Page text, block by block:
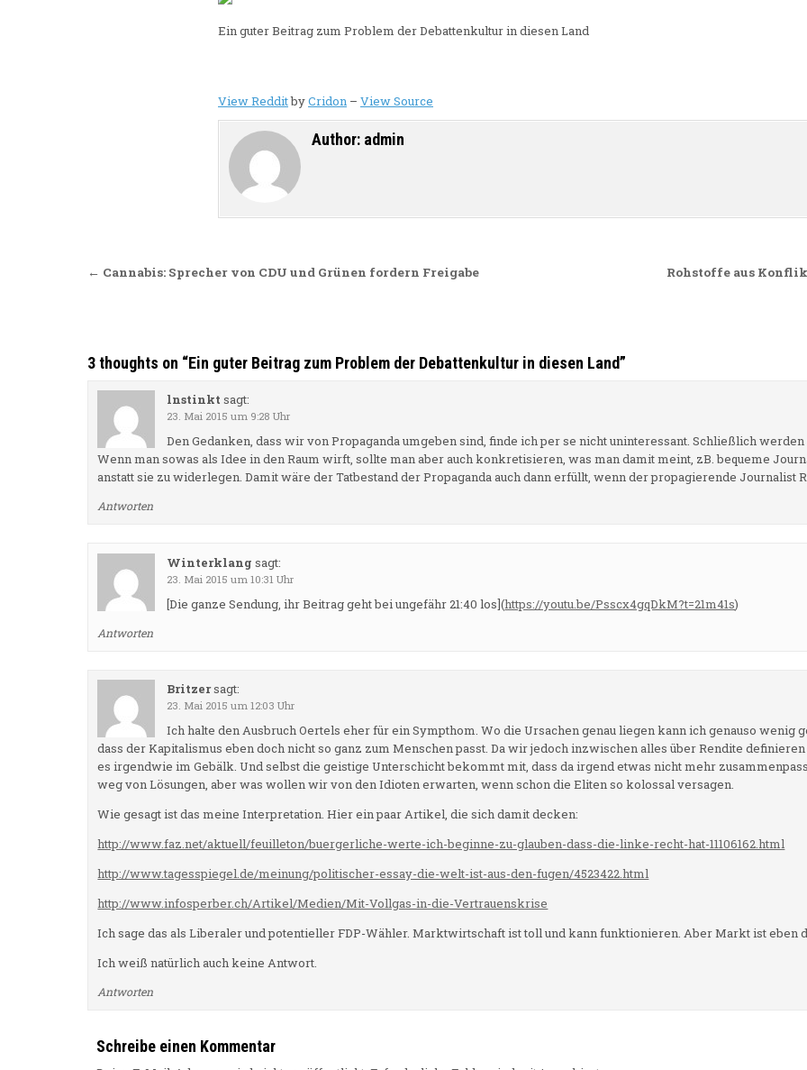
Ein guter Beitrag zum Problem der Debattenkultur in diesen Land
View RedditbyCridon – View Source
Author: admin
Beitragsnavigation Rohstoffe aus
← Cannabis: Sprecher von CDU und Grünen fordern Freigabe
3 thoughts on “Ein guter Beitrag zum Problem der Debattenkultur in diesen Land”
lnstinkt sagt:
23. Mai 2015 um 9:28 Uhr
Den Gedanken, dass wir von Propaganda umgeben sind, finde ich per se nicht uninteressant. Schließlich
Wenn man sowas als Idee in den Raum wirft, sollte man aber auch konkretisieren, was man damit meint, zB. bequeme
anstatt sie zu widerlegen. Damit wäre der Tatbestand der Propaganda auch dann erfüllt, wenn der propagierende Journalist
Antworten
Winterklang sagt:
23. Mai 2015 um 10:31 Uhr
[Die ganze Sendung, ihr Beitrag geht bei ungefähr 21:40 los](https://youtu.be/Psscx4gqDkM?t=21m41s)
Antworten
Britzersagt:
23. Mai 2015 um 12:03 Uhr
Ich halte den Ausbruch Oertels eher für ein Sympthom. Wo die Ursachen genau liegen kann ich genauso wenig
dass der Kapitalismus eben doch nicht so ganz zum Menschen passt. Da wir jedoch inzwischen alles über Rendite
es irgendwie im Gebälk. Und selbst die geistige Unterschicht bekommt mit, dass da irgend etwas nicht mehr
weg von Lösungen, aber was wollen wir von den Idioten erwarten, wenn schon die Eliten so kolossal versagen.
Wie gesagt ist das meine Interpretation. Hier ein paar Artikel, die sich damit decken:
http://www.faz.net/aktuell/feuilleton/buergerliche-werte-ich-beginne-zu-glauben-dass-die-linke-recht-hat-11106162.html
http://www.tagesspiegel.de/meinung/politischer-essay-die-welt-ist-aus-den-fugen/4523422.html
http://www.infosperber.ch/Artikel/Medien/Mit-Vollgas-in-die-Vertrauenskrise
Ich sage das als Liberaler und potentieller FDP-Wähler. Marktwirtschaft ist toll und kann funktionieren. Aber Markt ist eben
Ich weiß natürlich auch keine Antwort.
Antworten
Schreibe einen Kommentar